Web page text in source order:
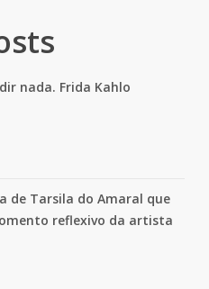
nada. Frida Kahlo
de Tarsila do Amaral que
reflexivo da artista